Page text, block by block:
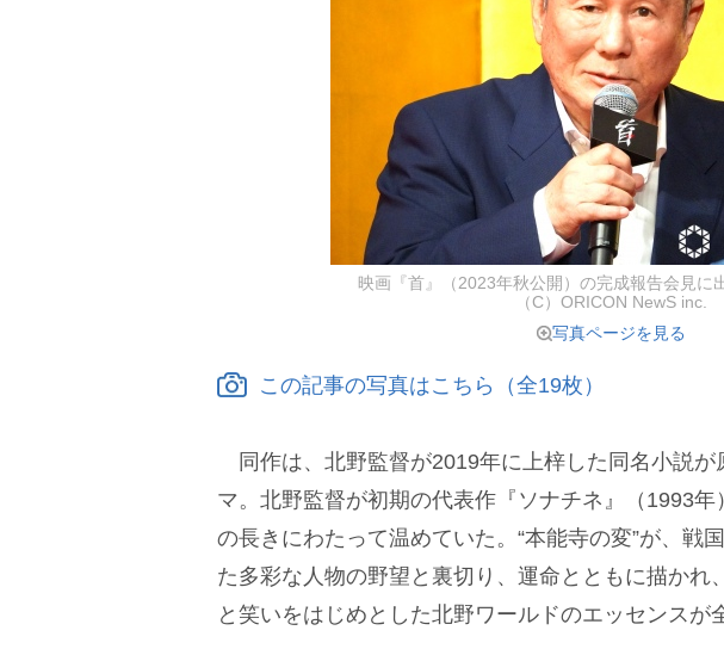
映画『首』（2023年秋公開）の完成報告会見に
（C）ORICON NewS inc.
写真ページを見る
この記事の写真はこちら（全19枚）
同作は、北野監督が2019年に上梓した同名小説が
マ。北野監督が初期の代表作『ソナチネ』（1993
の長きにわたって温めていた。“本能寺の変”が、戦
た多彩な人物の野望と裏切り、運命とともに描かれ
と笑いをはじめとした北野ワールドのエッセンスが